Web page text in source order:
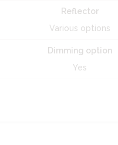
Reflector
Various options
Dimming option
Yes